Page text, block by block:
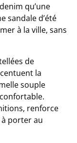
qu’une
sandale d’été
à la ville, sans
de
la
souple
renforce
à porter au